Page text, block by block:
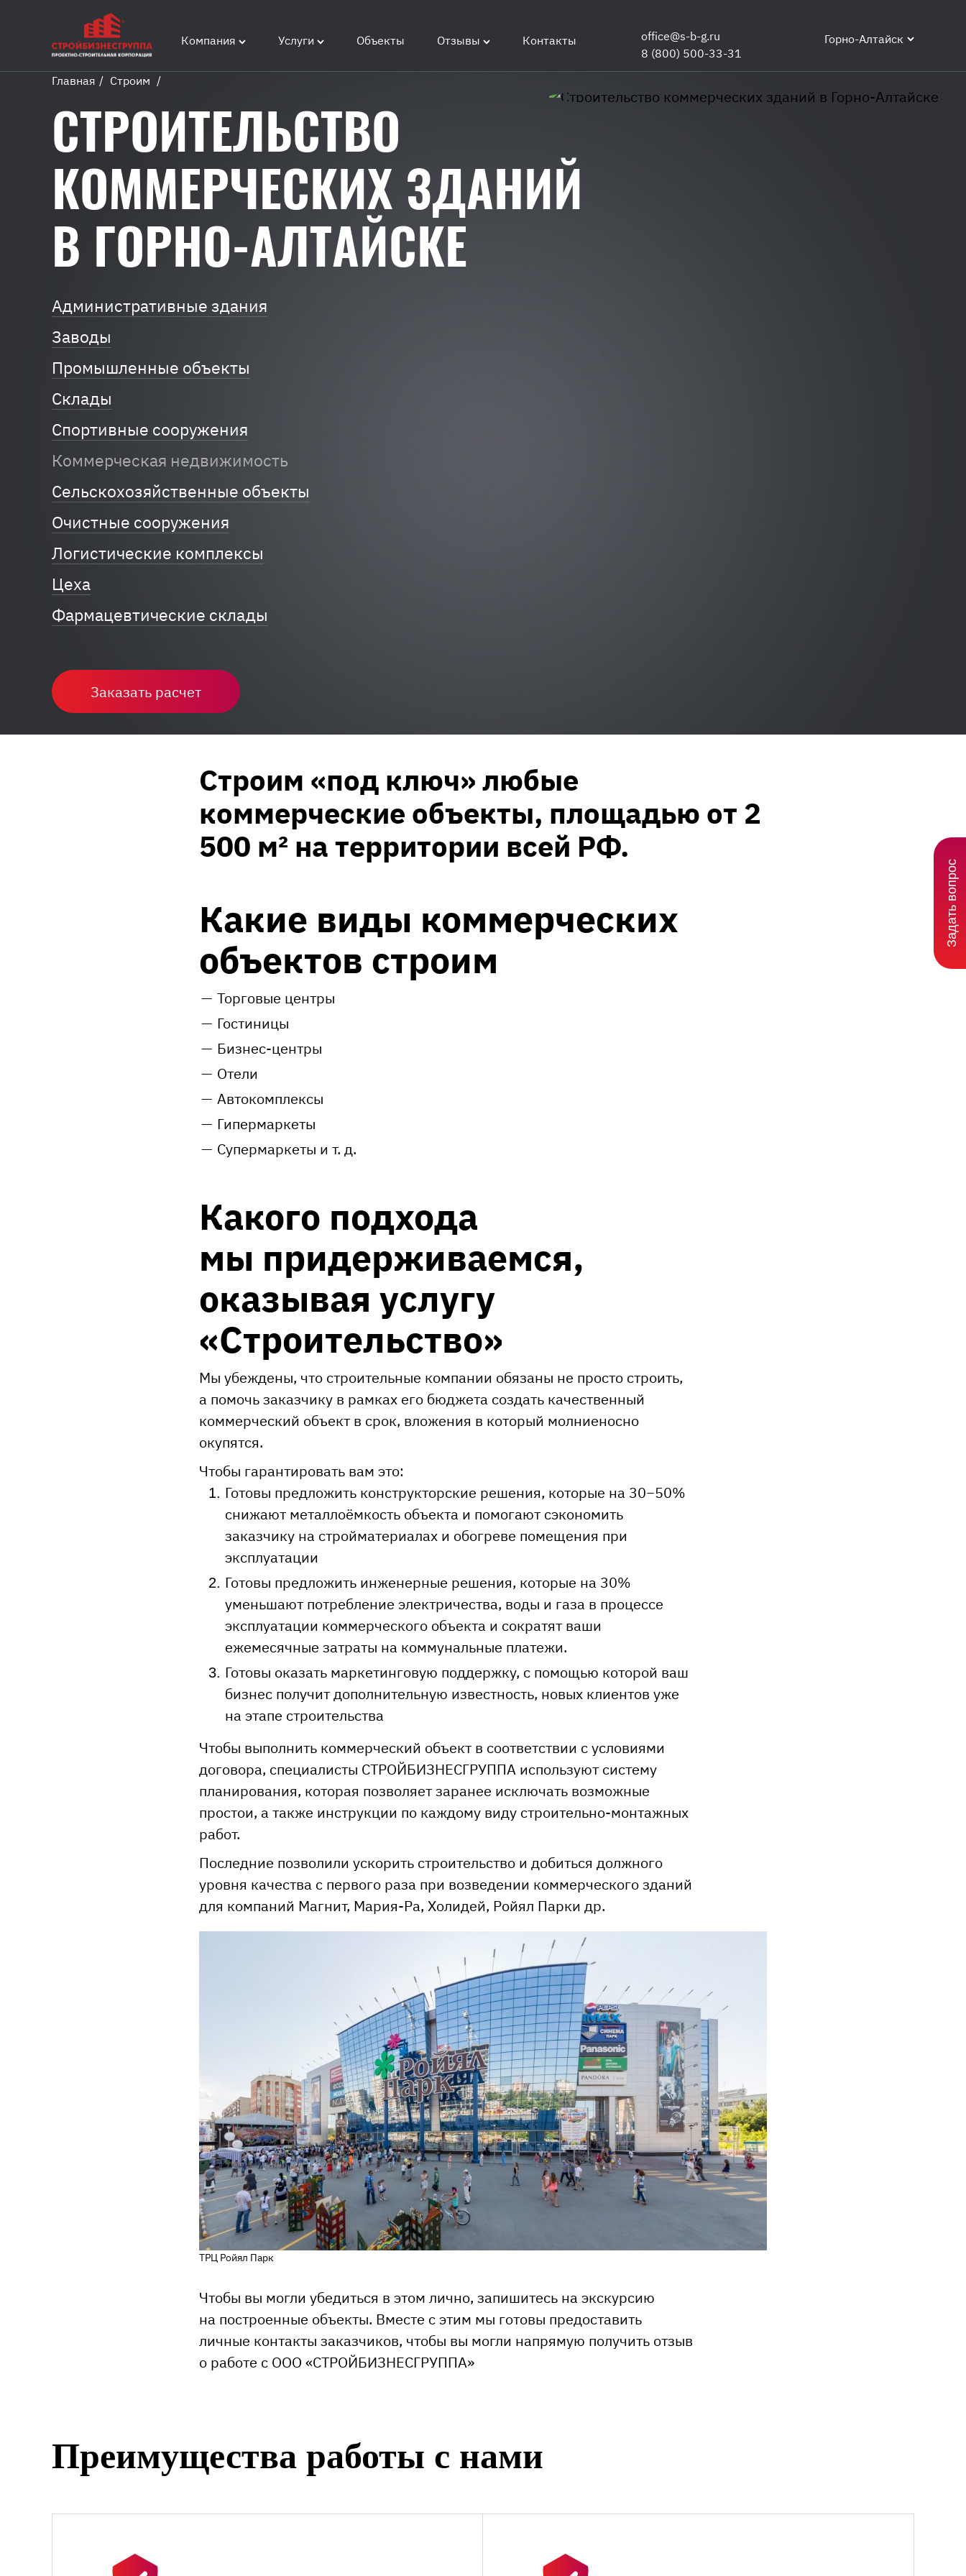
Компания Услуги Объекты Отзывы Контакты
office@s-b-g.ru
8 (800) 500-33-31
Горно-Алтайск
Главная / Строим /
коммерческих
СТРОИТЕЛЬСТВО
КОММЕРЧЕСКИХ ЗДАНИЙ
В ГОРНО-АЛТАЙСКЕ
Административные здания
Заводы
Промышленные объекты
Склады
Спортивные сооружения
Коммерческая недвижимость
Сельскохозяйственные объекты
Очистные сооружения
Логистические комплексы
Цеха
Фармацевтические склады
Заказать расчет
Строим «под ключ» любые
коммерческие объекты, площадью от 2
500 м² на территории всей РФ.
Какие виды коммерческих
объектов строим
Торговые центры
Гостиницы
Бизнес-центры
Отели
Автокомплексы
Гипермаркеты
Супермаркеты и т. д.
Какого подхода
мы придерживаемся,
оказывая услугу
«Строительство»
Мы убеждены, что строительные компании обязаны не просто строить,
а помочь заказчику в рамках его бюджета создать качественный
коммерческий объект в срок, вложения в который молниеносно
окупятся.
Чтобы гарантировать вам это:
Готовы предложить конструкторские решения, которые на 30−50%
снижают металлоёмкость объекта и помогают сэкономить
заказчику на стройматериалах и обогреве помещения при
эксплуатации
Готовы предложить инженерные решения, которые на 30%
уменьшают потребление электричества, воды и газа в процессе
эксплуатации коммерческого объекта и сократят ваши
ежемесячные затраты на коммунальные платежи.
Готовы оказать маркетинговую поддержку, с помощью которой ваш
бизнес получит дополнительную известность, новых клиентов уже
на этапе строительства
Чтобы выполнить коммерческий объект в соответствии с условиями
договора, специалисты СТРОЙБИЗНЕСГРУППА используют систему
планирования, которая позволяет заранее исключать возможные
простои, а также инструкции по каждому виду строительно-монтажных
работ.
Последние позволили ускорить строительство и добиться должного
уровня качества с первого раза при возведении коммерческого зданий
для компаний Магнит, Мария-Ра, Холидей, Ройял Парки др.
ТРЦ Ройял Парк
Чтобы вы могли убедиться в этом лично, запишитесь на экскурсию
на построенные объекты. Вместе с этим мы готовы предоставить
личные контакты заказчиков, чтобы вы могли напрямую получить отзыв
о работе с ООО «СТРОЙБИЗНЕСГРУППА»
Преимущества работы с нами
Задать вопрос